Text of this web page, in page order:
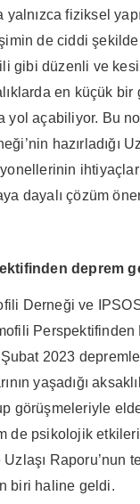
yalnızca fiziksel
de ciddi şekilde
gibi düzenli ve
en küçük bir
yol açabiliyor. Bu
hazırladığı
dayalı çözüm
deprem
Derneği ve
Perspektifinden
Şubat 2023
yaşadığı
görüşmeleriyle
de psikolojik
Raporu’nun
biri haline geldi.